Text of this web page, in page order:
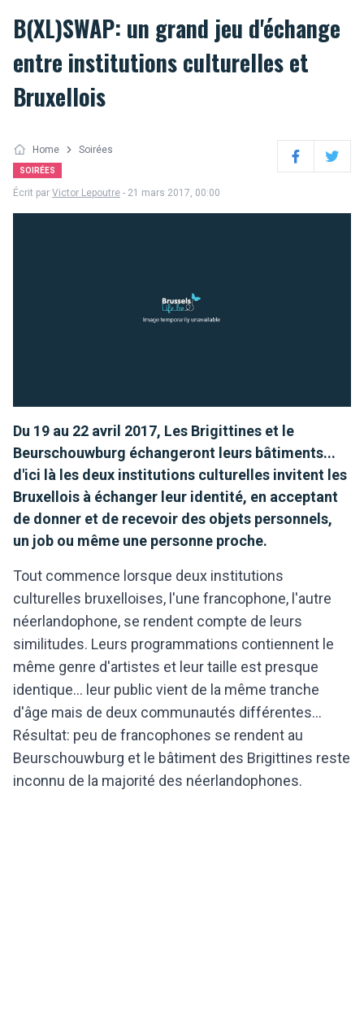
B(XL)SWAP: un grand jeu d'échange
entre institutions culturelles et
Bruxellois
Home Soirées
SOIRÉES FacebookTwitter
Écrit par Victor Lepoutre - 21 mars 2017, 00:00
Du 19 au 22 avril 2017, Les Brigittines et le
Beurschouwburg échangeront leurs bâtiments...
d'ici là les deux institutions culturelles invitent les
Bruxellois à échanger leur identité, en acceptant
de donner et de recevoir des objets personnels,
un job ou même une personne proche.
Tout commence lorsque deux institutions
culturelles bruxelloises, l'une francophone, l'autre
néerlandophone, se rendent compte de leurs
similitudes. Leurs programmations contiennent le
même genre d'artistes et leur taille est presque
identique... leur public vient de la même tranche
d'âge mais de deux communautés différentes...
Résultat: peu de francophones se rendent au
Beurschouwburg et le bâtiment des Brigittines reste
inconnu de la majorité des néerlandophones.